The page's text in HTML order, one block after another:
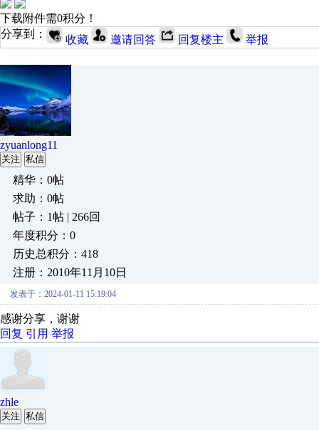
下载附件需0积分！
分享到：
收藏 邀请回答 回复楼主 举报
zyuanlong11
关注 私信
精华：0帖
求助：0帖
帖子：1帖 | 266回
年度积分：0
历史总积分：418
注册：2010年11月10日
发表于：2024-01-11 15:19:04
感谢分享，谢谢
回复 引用 举报
zhle
关注 私信